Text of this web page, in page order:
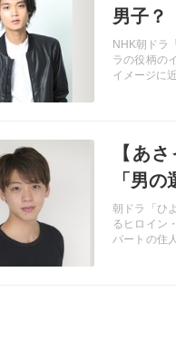
男子？
NHK朝ドラ
ラの役柄の
イメージに
【あ
「男
朝ドラ「ひ
るヒロイン
パートの住
男子の中か
見たままの